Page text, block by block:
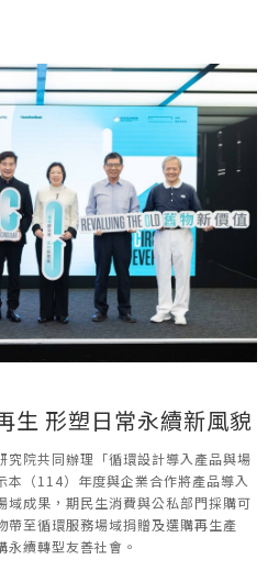
生 形塑日常永續新風貌
究院共同辦理「循環設計導入產品與場
本（114）年度與企業合作將產品導入
域成果，期民生消費與公私部門採購可
帶至循環服務場域捐贈及選購再生產
永續轉型友善社會。